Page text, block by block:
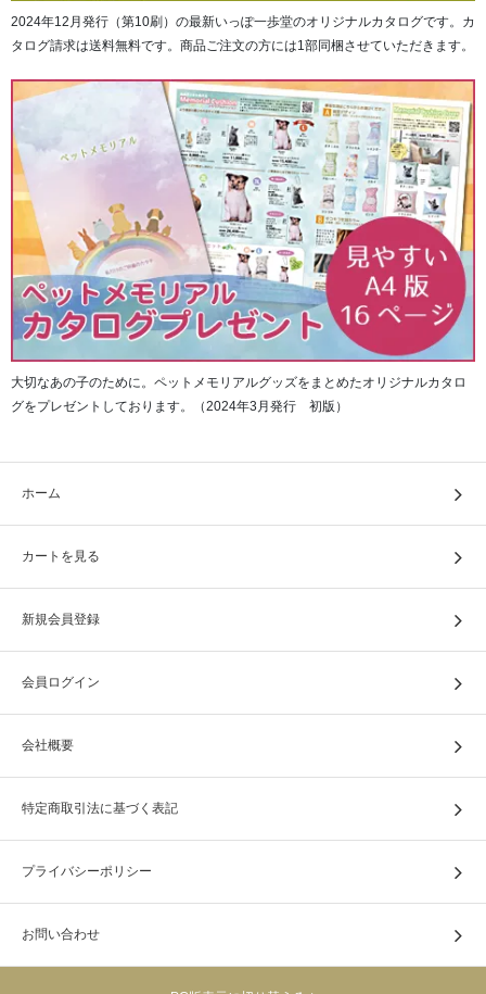
2024年12月発行（第10刷）の最新いっぽ一歩堂のオリジナルカタログです。カ
タログ請求は送料無料です。商品ご注文の方には1部同梱させていただきます。
大切なあの子のために。ペットメモリアルグッズをまとめたオリジナルカタロ
グをプレゼントしております。（2024年3月発行 初版）
ホーム
カートを見る
新規会員登録
会員ログイン
会社概要
特定商取引法に基づく表記
プライバシーポリシー
お問い合わせ